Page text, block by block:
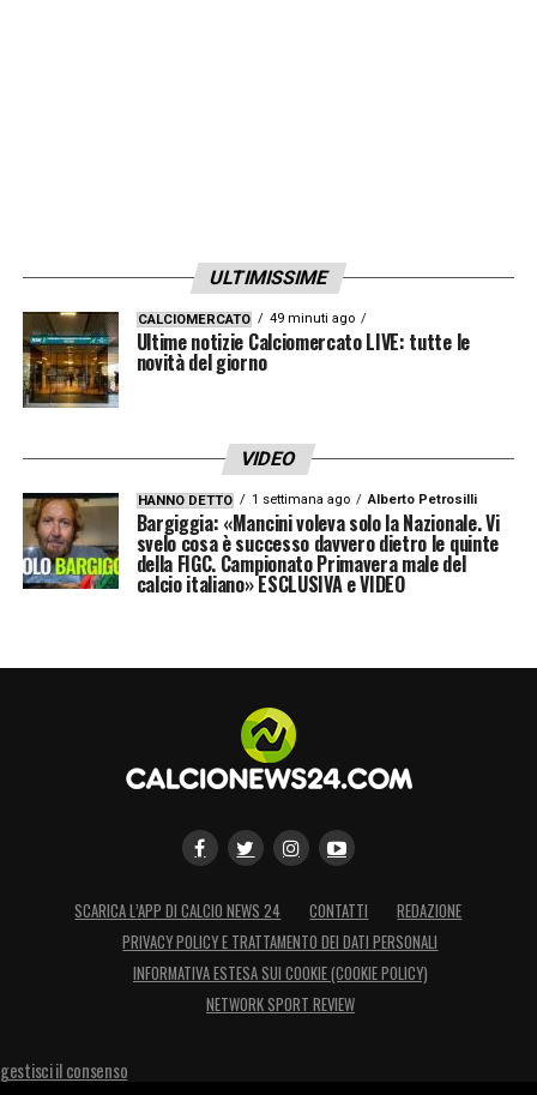
ULTIMISSIME
CALCIOMERCATO 49 minuti ago
Ultime notizie Calciomercato LIVE: tutte le
novità del giorno
VIDEO
HANNO DETTO 1 settimana ago Alberto Petrosilli
Bargiggia: «Mancini voleva solo la Nazionale. Vi
svelo cosa è successo davvero dietro le quinte
della FIGC. Campionato Primavera male del
calcio italiano» ESCLUSIVA e VIDEO
SCARICA L’APP DI CALCIO NEWS 24 CONTATTI
REDAZIONE
PRIVACY POLICY E TRATTAMENTO DEI DATI PERSONALI
INFORMATIVA ESTESA SUI COOKIE (COOKIE POLICY)
NETWORK SPORT REVIEW
gestisci il consenso